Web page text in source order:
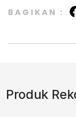
BAGIKAN :
Produk